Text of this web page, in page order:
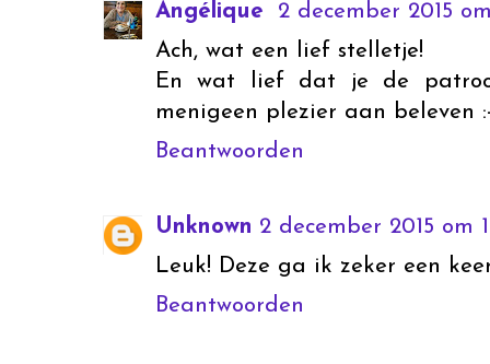
Angélique
2 december 2015 om
Ach, wat een lief stelletje!
En wat lief dat je de
menigeen plezier aan beleven
Beantwoorden
Unknown 2 december 2015 om
Leuk! Deze ga ik zeker een
Beantwoorden